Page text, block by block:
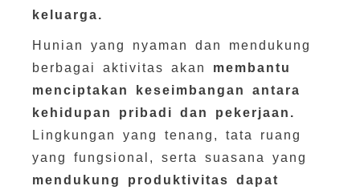
keluarga.
Hunian yang nyaman dan mendukung
berbagai aktivitas akan membantu
menciptakan keseimbangan antara
kehidupan pribadi dan pekerjaan.
Lingkungan yang tenang, tata ruang
yang fungsional, serta suasana yang
mendukung produktivitas dapat